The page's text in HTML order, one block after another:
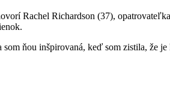
Rachel Richardson (37),
ňou inšpirovaná, keď som zistila, že